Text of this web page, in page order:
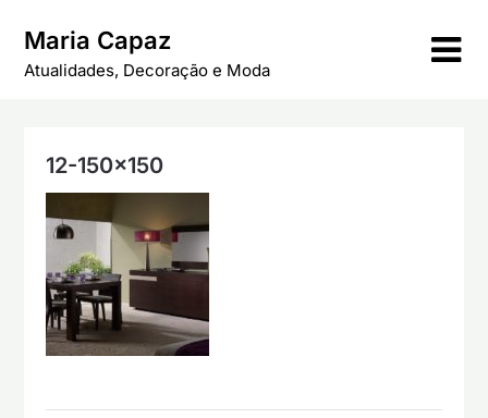
content
Maria Capaz
Atualidades, Decoração e Moda
12-150×150